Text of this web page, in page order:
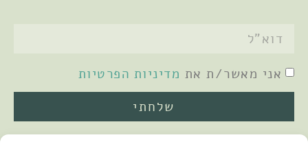
אני מאשר/ת את מדיניות הפרטיות
שלחתי